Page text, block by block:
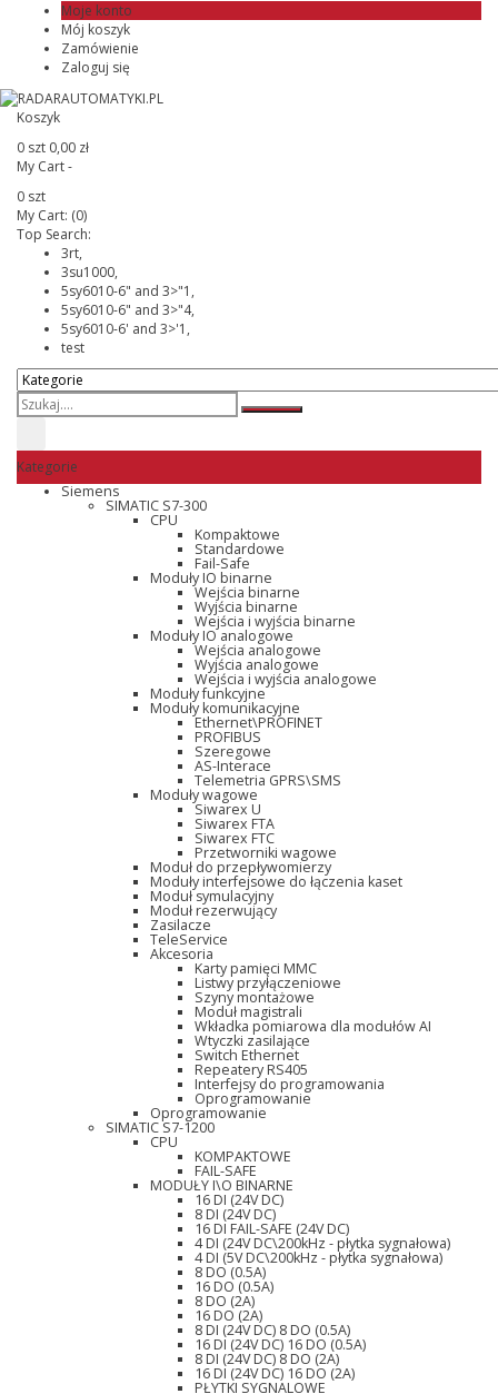
Moje konto
Mój koszyk
Zamówienie
Zaloguj się
Koszyk
0 szt 0,00 zł
My Cart -
0 szt
My Cart: (0)
Top Search:
3rt,
3su1000,
5sy6010-6" and 3>"1,
5sy6010-6" and 3>"4,
5sy6010-6' and 3>'1,
test
Kategorie
Siemens
SIMATIC S7-300
CPU
Kompaktowe
Standardowe
Fail-Safe
Moduły IO binarne
Wejścia binarne
Wyjścia binarne
Wejścia i wyjścia binarne
Moduły IO analogowe
Wejścia analogowe
Wyjścia analogowe
Wejścia i wyjścia analogowe
Moduły funkcyjne
Moduły komunikacyjne
Ethernet\PROFINET
PROFIBUS
Szeregowe
AS-Interace
Telemetria GPRS\SMS
Moduły wagowe
Siwarex U
Siwarex FTA
Siwarex FTC
Przetworniki wagowe
Moduł do przepływomierzy
Moduły interfejsowe do łączenia kaset
Moduł symulacyjny
Moduł rezerwujący
Zasilacze
TeleService
Akcesoria
Karty pamięci MMC
Listwy przyłączeniowe
Szyny montażowe
Moduł magistrali
Wkładka pomiarowa dla modułów AI
Wtyczki zasilające
Switch Ethernet
Repeatery RS405
Interfejsy do programowania
Oprogramowanie
Oprogramowanie
SIMATIC S7-1200
CPU
KOMPAKTOWE
FAIL-SAFE
MODUŁY I\O BINARNE
16 DI (24V DC)
8 DI (24V DC)
16 DI FAIL-SAFE (24V DC)
4 DI (24V DC\200kHz - płytka sygnałowa)
4 DI (5V DC\200kHz - płytka sygnałowa)
8 DO (0.5A)
16 DO (0.5A)
8 DO (2A)
16 DO (2A)
8 DI (24V DC) 8 DO (0.5A)
16 DI (24V DC) 16 DO (0.5A)
8 DI (24V DC) 8 DO (2A)
16 DI (24V DC) 16 DO (2A)
PŁYTKI SYGNALOWE